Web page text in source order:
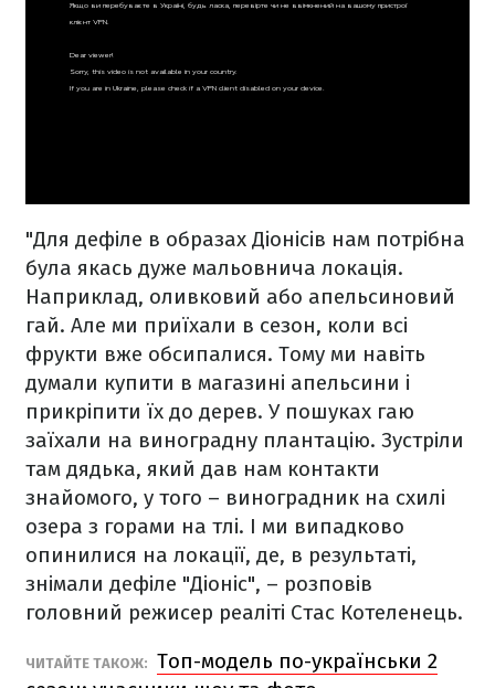
"Для дефіле в образах Діонісів нам потрібна
була якась дуже мальовнича локація.
Наприклад, оливковий або апельсиновий
гай. Але ми приїхали в сезон, коли всі
фрукти вже обсипалися. Тому ми навіть
думали купити в магазині апельсини і
прикріпити їх до дерев. У пошуках гаю
заїхали на виноградну плантацію. Зустріли
там дядька, який дав нам контакти
знайомого, у того – виноградник на схилі
озера з горами на тлі. І ми випадково
опинилися на локації, де, в результаті,
знімали дефіле "Діоніс", – розповів
головний режисер реаліті Стас Котеленець.
ЧИТАЙТЕ ТАКОЖ: Топ-модель по-українськи 2